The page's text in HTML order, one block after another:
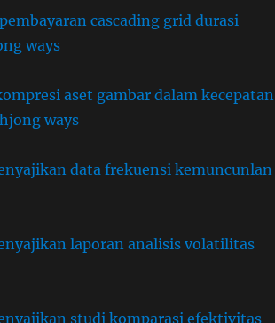
cascading grid durasi
ways
aset gambar dalam kecepatan
ways
data frekuensi kemuncunlan
laporan analisis volatilitas
studi komparasi efektivitas